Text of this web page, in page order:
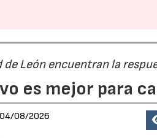
León encuentran la
es mejor para
04/08/2026